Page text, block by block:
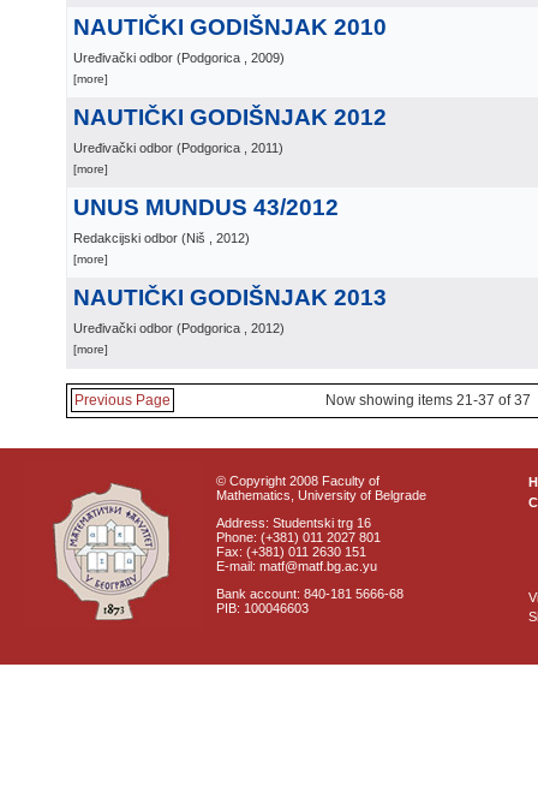
NAUTIČKI GODIŠNJAK 2010
Uređivački odbor (Podgorica , 2009)
[more]
NAUTIČKI GODIŠNJAK 2012
Uređivački odbor (Podgorica , 2011)
[more]
UNUS MUNDUS 43/2012
Redakcijski odbor (Niš , 2012)
[more]
NAUTIČKI GODIŠNJAK 2013
Uređivački odbor (Podgorica , 2012)
[more]
Previous Page Now showing items 21-37 of 37
© Copyright 2008 Faculty of
Mathematics, University of Belgrade
Address: Studentski trg 16
Phone: (+381) 011 2027 801
Fax: (+381) 011 2630 151
E-mail: matf@matf.bg.ac.yu
Bank account: 840-181 5666-68
PIB: 100046603